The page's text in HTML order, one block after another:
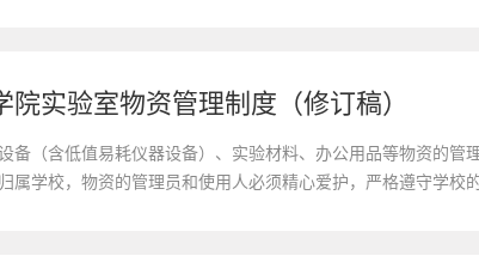
院实验室物资管理制度（修订稿）
备（含低值易耗仪器设备）、实验材料、办公用品等物资的
属学校，物资的管理员和使用人必须精心爱护，严格遵守学